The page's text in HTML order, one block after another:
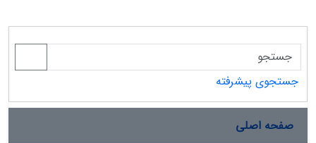
جستجوی پیشرفته
صفحه اصلی